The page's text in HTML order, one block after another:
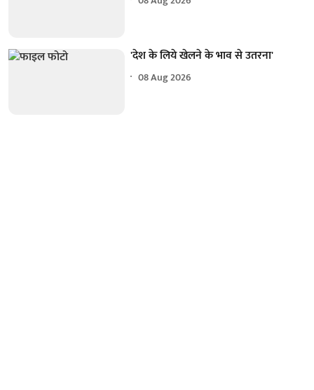
'देश के लिये खेलने के भाव से उतरना'
08 Aug 2026